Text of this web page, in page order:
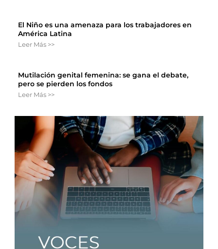
El Niño es una amenaza para los trabajadores en
América Latina
Leer Más >>
Mutilación genital femenina: se gana el debate,
pero se pierden los fondos
Leer Más >>